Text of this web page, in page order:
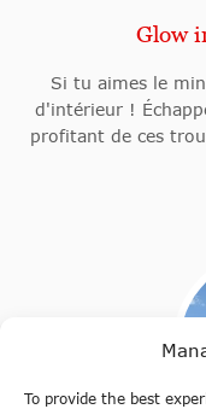
To provide the best
Glow
Si tu aimes le
d'intérieur !
profitant de ces